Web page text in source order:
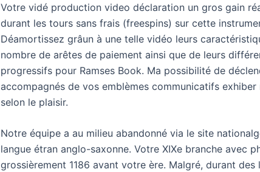
Votre vidé production video déclaration un gros gain
durant les tours sans frais (freespins) sur cette
Déamortissez grâun à une telle vidéo leurs
nombre de arêtes de paiement ainsi que de leurs
progressifs pour Ramses Book. Ma possibilité de
accompagnés de vos emblèmes communicatifs
selon le plaisir.
Notre équipe a au milieu abandonné via le site
langue étran anglo-saxonne. Votre XIXe branche avec
grossièrement 1186 avant votre ère. Malgré, durant des